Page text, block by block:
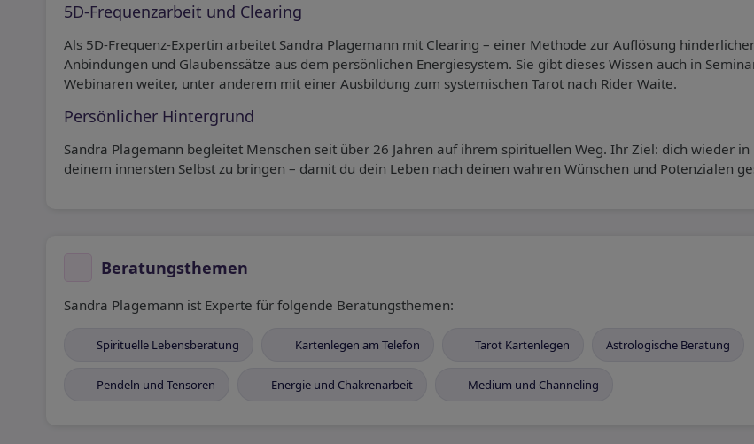
5D-Frequenzarbeit und Clearing
Als 5D-Frequenz-Expertin arbeitet Sandra Plagemann mit Clearing – einer Methode zur Auflösung
Anbindungen und Glaubenssätze aus dem persönlichen Energiesystem. Sie gibt dieses Wissen auch in
Webinaren weiter, unter anderem mit einer Ausbildung zum systemischen Tarot nach Rider Waite.
Persönlicher Hintergrund
Sandra Plagemann begleitet Menschen seit über 26 Jahren auf ihrem spirituellen Weg. Ihr Ziel: dich wieder
deinem innersten Selbst zu bringen – damit du dein Leben nach deinen wahren Wünschen und Potenzialen
Beratungsthemen
Sandra Plagemann ist Experte für folgende Beratungsthemen:
Spirituelle Lebensberatung Kartenlegen am Telefon Tarot Kartenlegen Astrologische Beratung
Pendeln und Tensoren Energie und Chakrenarbeit Medium und Channeling